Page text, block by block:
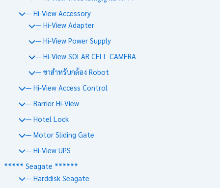
— Hi-View Accessory
— Hi-View Adapter
— Hi-View Power Supply
— Hi-View SOLAR CELL CAMERA
— ขาสำหรับกล้อง Robot
— Hi-View Access Control
— Barrier Hi-View
— Hotel Lock
— Motor Sliding Gate
— Hi-View UPS
***** Seagate ******
— Harddisk Seagate